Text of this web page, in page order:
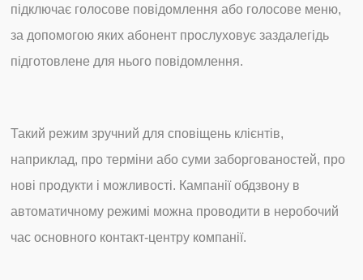
підключає голосове повідомлення або голосове меню,
за допомогою яких абонент прослуховує заздалегідь
підготовлене для нього повідомлення.
Такий режим зручний для сповіщень клієнтів,
наприклад, про терміни або суми заборгованостей, про
нові продукти і можливості. Кампанії обдзвону в
автоматичному режимі можна проводити в неробочий
час основного контакт-центру компанії.